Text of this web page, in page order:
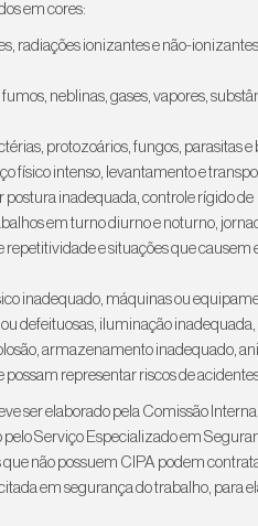
em cores:
radiações ionizantes e não-
fumos, neblinas, gases, vapores,
protozoários, fungos, parasitas e
físico intenso, levantamento e
postura inadequada, controle rígido de
em turno diurno e noturno,
e situações que causem
inadequado, máquinas ou
defeituosas, iluminação inadequada,
armazenamento inadequado,
representar riscos de
ser elaborado pela Comissão
Serviço Especializado em
não possuem CIPA podem
em segurança do trabalho, para